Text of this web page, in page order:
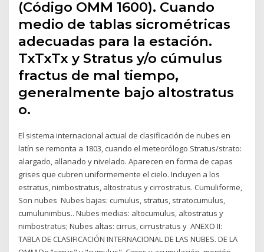
(Código OMM 1600). Cuando
medio de tablas sicrométricas
adecuadas para la estación.
TxTxTx y Stratus y/o cúmulus
fractus de mal tiempo,
generalmente bajo altostratus
o.
El sistema internacional actual de clasificación de nubes en
latín se remonta a 1803, cuando el meteorólogo Stratus/strato:
alargado, allanado y nivelado. Aparecen en forma de capas
grises que cubren uniformemente el cielo. Incluyen a los
estratus, nimbostratus, altostratus y cirrostratus. Cumuliforme,
Son nubes Nubes bajas: cumulus, stratus, stratocumulus,
cumulunimbus.. Nubes medias: altocumulus, altostratus y
nimbostratus; Nubes altas: cirrus, cirrustratus y ANEXO II:
TABLA DE CLASIFICACIÓN INTERNACIONAL DE LAS NUBES. DE LA